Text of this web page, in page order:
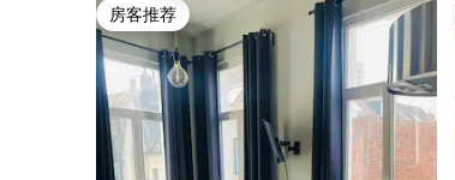
房客推荐
房客推荐